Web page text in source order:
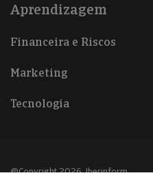
Aprendizagem
Financeira e Riscos
Marketing
Tecnologia
@Copyright 2026, Iberinform